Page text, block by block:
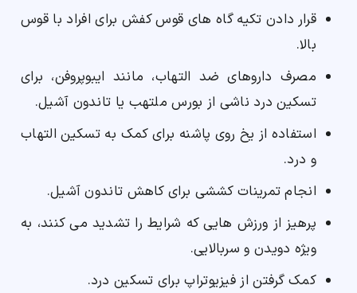
قرار دادن تکیه گاه های قوس کفش برای افراد با قوس
بالا.
مصرف داروهای ضد التهاب، مانند ایبوپروفن، برای
تسکین درد ناشی از بورس ملتهب یا تاندون آشیل.
استفاده از یخ روی پاشنه برای کمک به تسکین التهاب
و درد.
انجام تمرینات کششی برای کاهش تاندون آشیل.
پرهیز از ورزش هایی که شرایط را تشدید می کنند، به
ویژه دویدن و سربالایی.
کمک گرفتن از فیزیوتراپ برای تسکین درد.